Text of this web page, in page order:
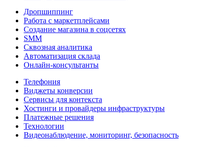
Дропшиппинг
Работа с маркетплейсами
Создание магазина в соцсетях
SMM
Сквозная аналитика
Автоматизация склада
Онлайн-консультанты
Телефония
Виджеты конверсии
Сервисы для контекста
Хостинги и провайдеры инфраструктуры
Платежные решения
Технологии
Видеонаблюдение, мониторинг, безопасность